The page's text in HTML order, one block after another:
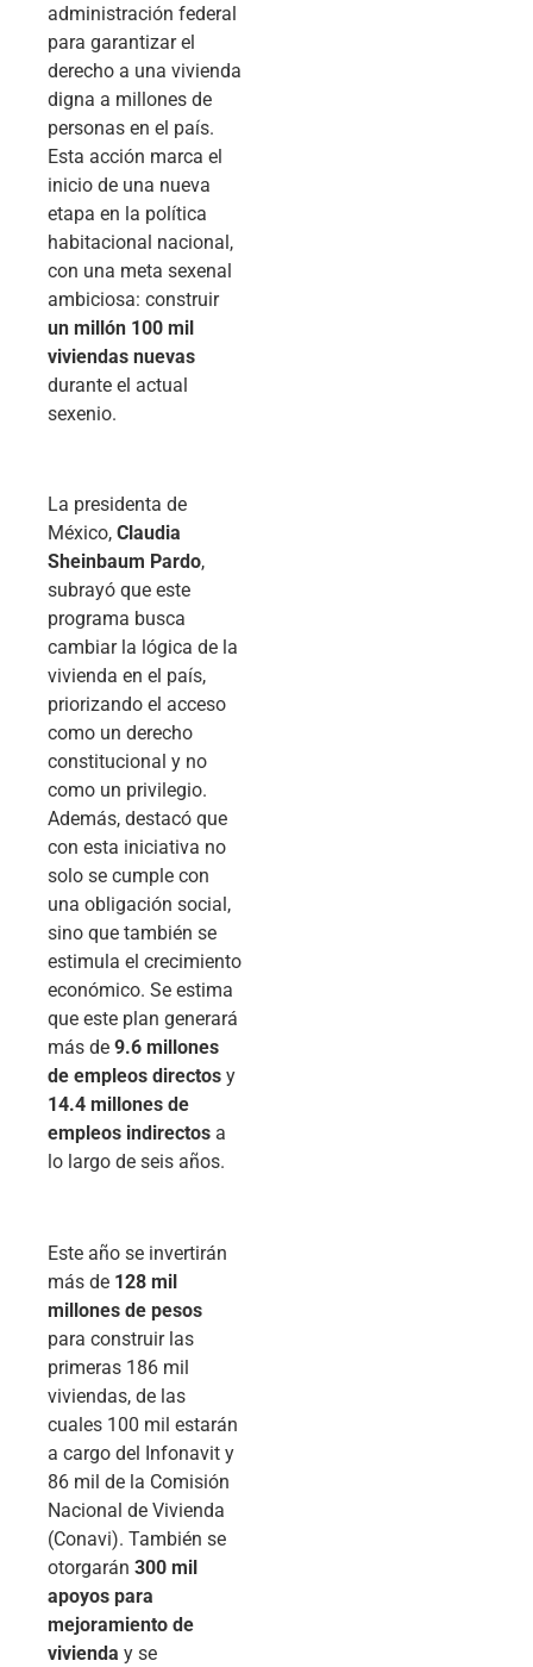
administración federal
para garantizar el
derecho a una vivienda
digna a millones de
personas en el país.
Esta acción marca el
inicio de una nueva
etapa en la política
habitacional nacional,
con una meta sexenal
ambiciosa: construir
un millón 100 mil
viviendas nuevas
durante el actual
sexenio.
La presidenta de
México, Claudia
Sheinbaum Pardo,
subrayó que este
programa busca
cambiar la lógica de la
vivienda en el país,
priorizando el acceso
como un derecho
constitucional y no
como un privilegio.
Además, destacó que
con esta iniciativa no
solo se cumple con
una obligación social,
sino que también se
estimula el crecimiento
económico. Se estima
que este plan generará
más de 9.6 millones
de empleos directos y
14.4 millones de
empleos indirectos a
lo largo de seis años.
Este año se invertirán
más de 128 mil
millones de pesos
para construir las
primeras 186 mil
viviendas, de las
cuales 100 mil estarán
a cargo del Infonavit y
86 mil de la Comisión
Nacional de Vivienda
(Conavi). También se
otorgarán 300 mil
apoyos para
mejoramiento de
vivienda y se